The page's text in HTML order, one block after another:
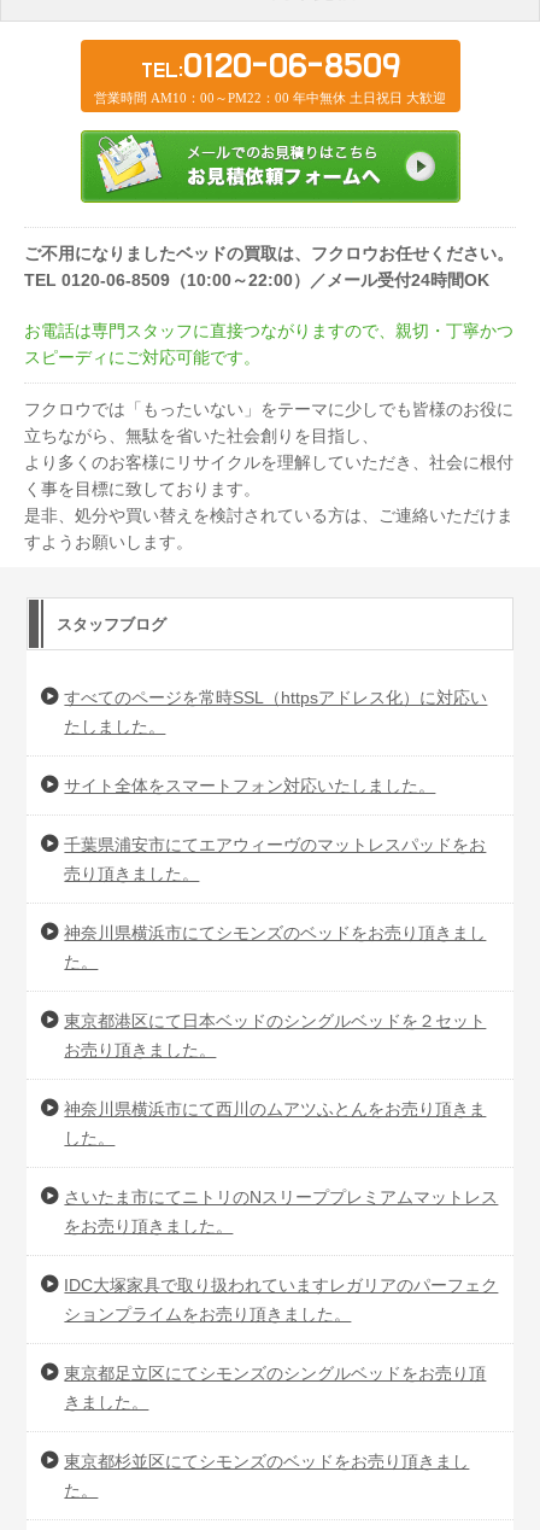
TEL:0120-06-8509
営業時間 AM10：00～PM22：00 年中無休 土日祝日 大歓迎
ご不用になりましたベッドの買取は、フクロウお任せください。
TEL 0120-06-8509（10:00～22:00）／メール受付24時間OK
お電話は専門スタッフに直接つながりますので、親切・丁寧かつ
スピーディにご対応可能です。
フクロウでは「もったいない」をテーマに少しでも皆様のお役に
立ちながら、無駄を省いた社会創りを目指し、
より多くのお客様にリサイクルを理解していただき、社会に根付
く事を目標に致しております。
是非、処分や買い替えを検討されている方は、ご連絡いただけま
すようお願いします。
スタッフブログ
すべてのページを常時SSL（httpsアドレス化）に対応い
たしました。
サイト全体をスマートフォン対応いたしました。
千葉県浦安市にてエアウィーヴのマットレスパッドをお
売り頂きました。
神奈川県横浜市にてシモンズのベッドをお売り頂きまし
た。
東京都港区にて日本ベッドのシングルベッドを２セット
お売り頂きました。
神奈川県横浜市にて西川のムアツふとんをお売り頂きま
した。
さいたま市にてニトリのNスリーププレミアムマットレス
をお売り頂きました。
IDC大塚家具で取り扱われていますレガリアのパーフェク
ションプライムをお売り頂きました。
東京都足立区にてシモンズのシングルベッドをお売り頂
きました。
東京都杉並区にてシモンズのベッドをお売り頂きまし
た。